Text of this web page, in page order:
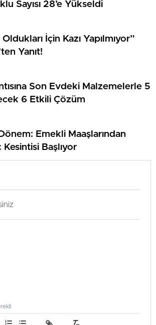
Sayısı 28’e Yükseldi
İçin Kazı Yapılmıyor”
Yanıt!
Son Evdeki Malzemelerle 5
6 Etkili Çözüm
Emekli Maaşlarından
Başlıyor